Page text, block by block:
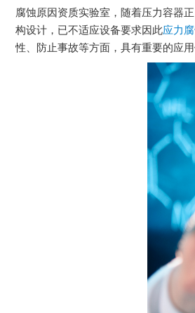
腐蚀原因资质实验室，随着压力容器
构设计，已不适应设备要求因此应力
性、防止事故等方面，具有重要的应用